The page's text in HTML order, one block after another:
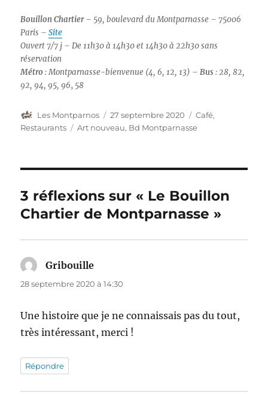
Bouillon Chartier– 59, boulevard du Montparnasse – 75006
Paris –Site
Ouvert 7/7 j – De 11h30 à 14h30 et 14h30 à 22h30 sans
réservation
Métro : Montparnasse-bienvenue (4, 6, 12, 13) –Bus : 28, 82,
92, 94, 95, 96, 58
Auteur
Les Montparnos
Publié
le
27 septembre 2020 Catégories
Café,
Restaurants
Étiquettes
Art nouveau, Bd Montparnasse
3 réflexions sur « Le Bouillon
Chartier de Montparnasse »
Gribouille
28 septembre 2020 à 14:30
Une histoire que je ne connaissais pas du tout,
très intéressant, merci !
Répondre